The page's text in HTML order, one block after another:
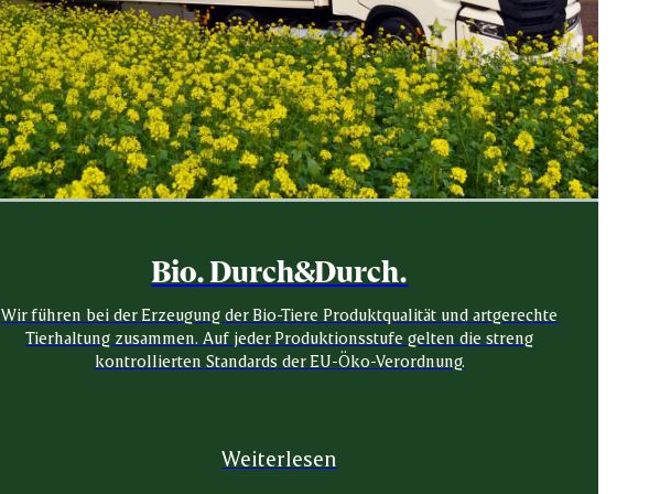
Bio. Durch&Durch.
Wir führen bei der Erzeugung der Bio-Tiere Produktqualität und artgerechte
Tierhaltung zusammen. Auf jeder Produktionsstufe gelten die streng
kontrollierten Standards der EU-Öko-Verordnung.
Weiterlesen